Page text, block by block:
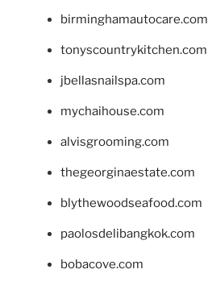
birminghamautocare.com
tonyscountrykitchen.com
jbellasnailspa.com
mychaihouse.com
alvisgrooming.com
thegeorginaestate.com
blythewoodseafood.com
paolosdelibangkok.com
bobacove.com